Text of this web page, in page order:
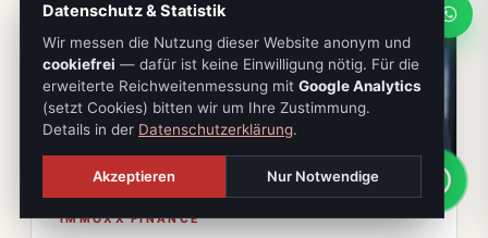
IMMOXX FINANCE
Datenschutz & Statistik
Wir messen die Nutzung dieser Website anonym und
cookiefrei — dafür ist keine Einwilligung nötig. Für die
erweiterte Reichweitenmessung mit Google Analytics
(setzt Cookies) bitten wir um Ihre Zustimmung.
Details in der Datenschutzerklärung.
Akzeptieren Nur Notwendige